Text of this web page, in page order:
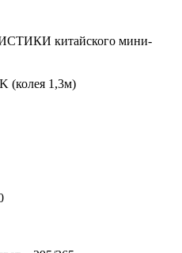
китайского мини-
(колея 1,3м)